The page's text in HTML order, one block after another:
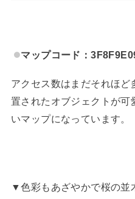
マップコード：
アクセス数はまだそれほ
置されたオブジェクトが可
いマップになっています。
▼色彩もあざやかで桜の並